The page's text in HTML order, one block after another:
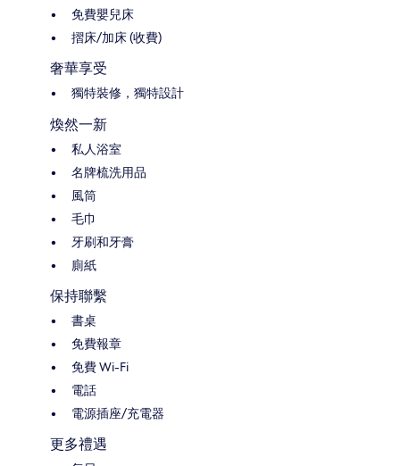
免費嬰兒床
摺床/加床 (收費)
奢華享受
獨特裝修，獨特設計
煥然一新
私人浴室
名牌梳洗用品
風筒
毛巾
牙刷和牙膏
廁紙
保持聯繫
書桌
免費報章
免費 Wi-Fi
電話
電源插座/充電器
更多禮遇